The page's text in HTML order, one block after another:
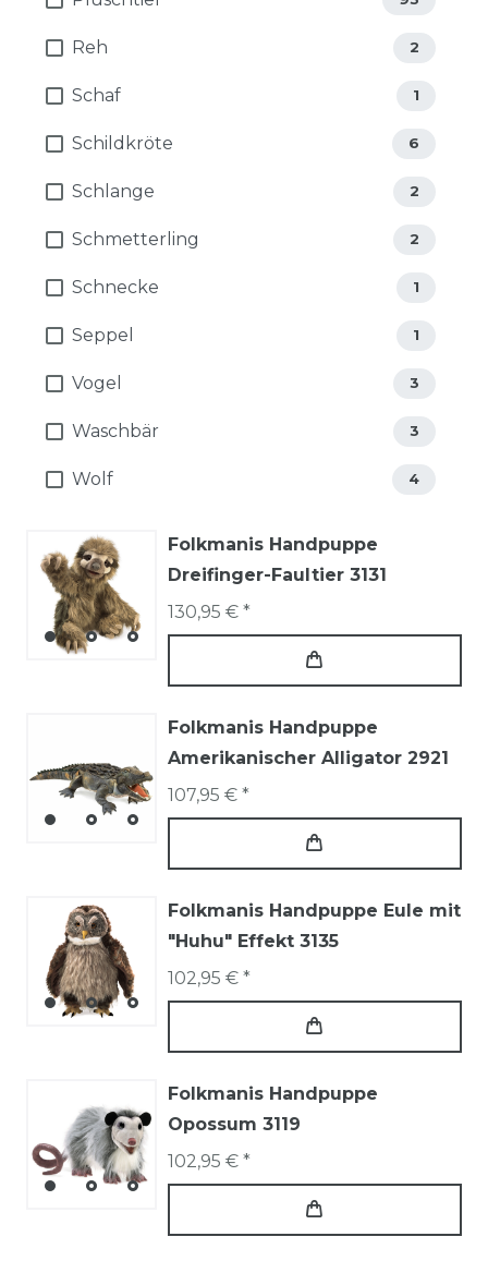
Reh 2
Schaf 1
Schildkröte 6
Schlange 2
Schmetterling 2
Schnecke 1
Seppel 1
Vogel 3
Waschbär 3
Wolf 4
Folkmanis Handpuppe
Dreifinger-Faultier 3131
130,95 € *
Folkmanis Handpuppe
Amerikanischer Alligator 2921
107,95 € *
Folkmanis Handpuppe Eule mit
"Huhu" Effekt 3135
102,95 € *
Folkmanis Handpuppe
Opossum 3119
102,95 € *